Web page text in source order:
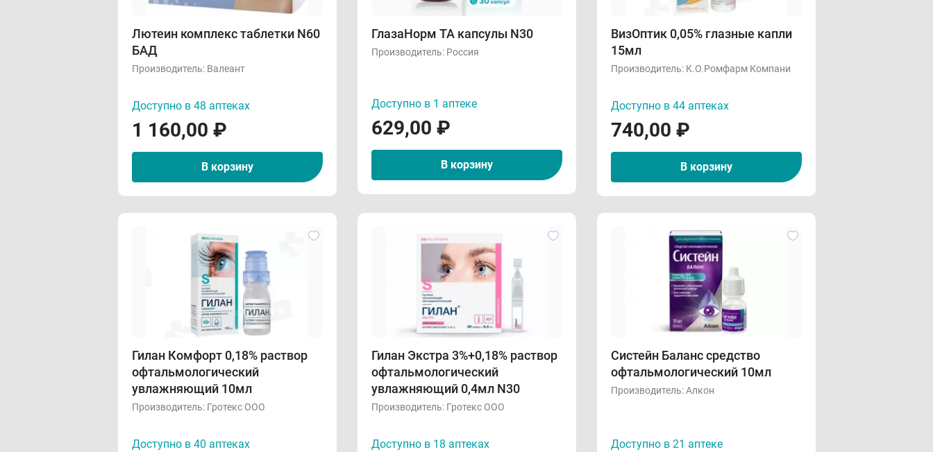
Лютеин комплекс таблетки N60
БАД
Производитель: Валеант
Доступно в 48 аптеках
1 160,00 ₽
В корзину
ГлазаНорм ТА капсулы N30
Производитель: Россия
Доступно в 1 аптеке
629,00 ₽
В корзину
ВизОптик 0,05% глазные капли
15мл
Производитель: К.О.Ромфарм Компани
Доступно в 44 аптеках
740,00 ₽
В корзину
Гилан Комфорт 0,18% раствор
офтальмологический
увлажняющий 10мл
Производитель: Гротекс ООО
Доступно в 40 аптеках
Гилан Экстра 3%+0,18% раствор
офтальмологический
увлажняющий 0,4мл N30
Производитель: Гротекс ООО
Доступно в 18 аптеках
Систейн Баланс средство
офтальмологический 10мл
Производитель:Алкон
Доступно в 21 аптеке